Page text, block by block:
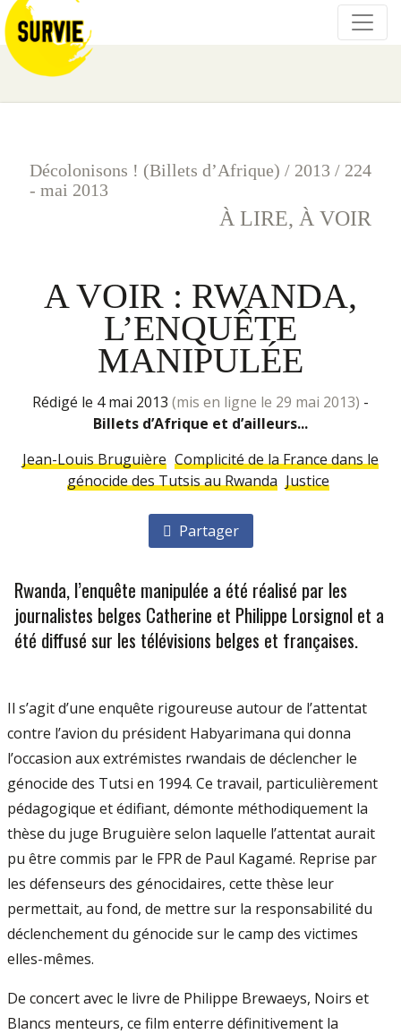
Décolonisons ! (Billets d’Afrique) / 2013 / 224
- mai 2013
À LIRE, À VOIR
A VOIR : RWANDA,
L’ENQUÊTE
MANIPULÉE
rédigé le 4 mai 2013 (mis en ligne le 29 mai 2013) -
Billets d’Afrique et d’ailleurs...
Jean-Louis Bruguière Complicité de la France dans le
génocide des Tutsis au Rwanda Justice
Partager
Rwanda, l’enquête manipulée a été réalisé par les
journalistes belges Catherine et Philippe Lorsignol et a
été diffusé sur les télévisions belges et françaises.
Il s’agit d’une enquête rigoureuse autour de l’attentat
contre l’avion du président Habyarimana qui donna
l’occasion aux extrémistes rwandais de déclencher le
génocide des Tutsi en 1994. Ce travail, particulièrement
pédagogique et édifiant, démonte méthodiquement la
thèse du juge Bruguière selon laquelle l’attentat aurait
pu être commis par le FPR de Paul Kagamé. Reprise par
les défenseurs des génocidaires, cette thèse leur
permettait, au fond, de mettre sur la responsabilité du
déclenchement du génocide sur le camp des victimes
elles-mêmes.
De concert avec le livre de Philippe Brewaeys, Noirs et
Blancs menteurs, ce film enterre définitivement la